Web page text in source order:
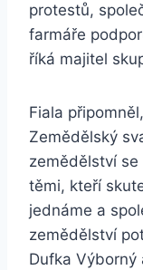
protestů,
farmáře
říká majitel
Fiala
Zemědělský
zemědělství se
těmi, kteří
jednáme a
zemědělství
Dufka Výborný